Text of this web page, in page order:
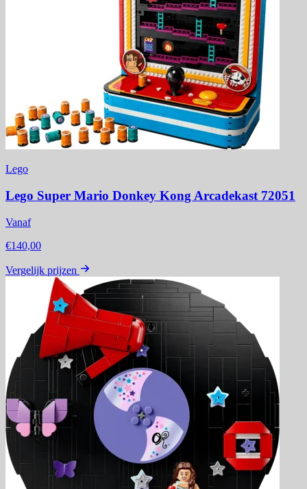
Lego
Lego Super Mario Donkey Kong Arcadekast 72051
Vanaf
€140,00
Vergelijk prijzen